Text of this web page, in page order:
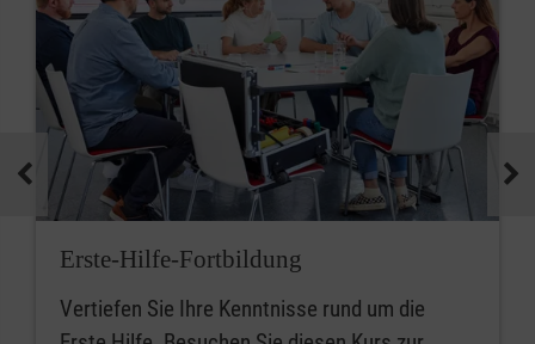
Erste-Hilfe-Fortbildung
Vertiefen Sie Ihre Kenntnisse rund um die